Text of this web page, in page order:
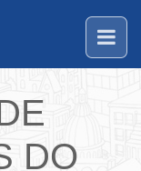
DO